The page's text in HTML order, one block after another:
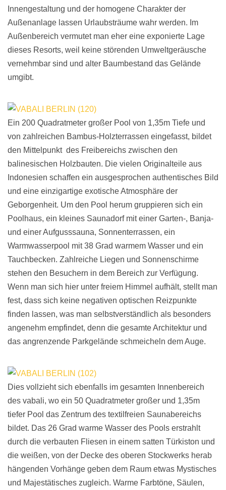
Innengestaltung und der homogene Charakter der
Außenanlage lassen Urlaubsträume wahr werden. Im
Außenbereich vermutet man eher eine exponierte Lage
dieses Resorts, weil keine störenden Umweltgeräusche
vernehmbar sind und alter Baumbestand das Gelände
umgibt.
Ein 200 Quadratmeter großer Pool von 1,35m Tiefe und
von zahlreichen Bambus-Holzterrassen eingefasst, bildet
den Mittelpunkt des Freibereichs zwischen den
balinesischen Holzbauten. Die vielen Originalteile aus
Indonesien schaffen ein ausgesprochen authentisches Bild
und eine einzigartige exotische Atmosphäre der
Geborgenheit. Um den Pool herum gruppieren sich ein
Poolhaus, ein kleines Saunadorf mit einer Garten-, Banja-
und einer Aufgusssauna, Sonnenterrassen, ein
Warmwasserpool mit 38 Grad warmem Wasser und ein
Tauchbecken. Zahlreiche Liegen und Sonnenschirme
stehen den Besuchern in dem Bereich zur Verfügung.
Wenn man sich hier unter freiem Himmel aufhält, stellt man
fest, dass sich keine negativen optischen Reizpunkte
finden lassen, was man selbstverständlich als besonders
angenehm empfindet, denn die gesamte Architektur und
das angrenzende Parkgelände schmeicheln dem Auge.
Dies vollzieht sich ebenfalls im gesamten Innenbereich
des vabali, wo ein 50 Quadratmeter großer und 1,35m
tiefer Pool das Zentrum des textilfreien Saunabereichs
bildet. Das 26 Grad warme Wasser des Pools erstrahlt
durch die verbauten Fliesen in einem satten Türkiston und
die weißen, von der Decke des oberen Stockwerks herab
hängenden Vorhänge geben dem Raum etwas Mystisches
und Majestätisches zugleich. Warme Farbtöne, Säulen,